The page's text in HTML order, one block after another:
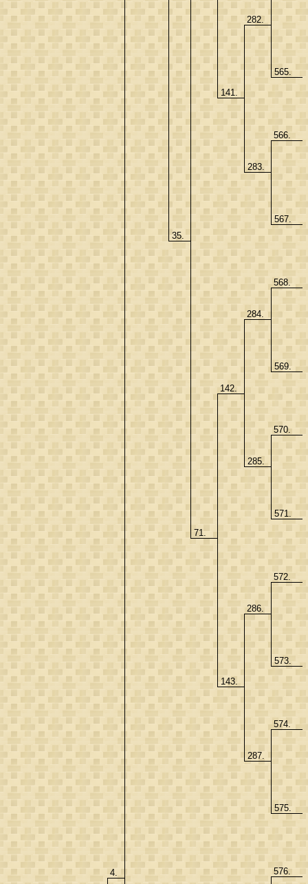
4.
35.
141.
282.
565.
283.
566.
567.
71.
142.
284.
568.
569.
285.
570.
571.
143.
286.
572.
573.
287.
574.
575.
576.